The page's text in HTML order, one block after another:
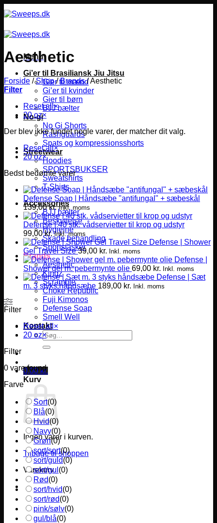
til
Menu
Gi’er til Brasiliansk Jiu Jitsu
Gier til mænd
Gi’er til kvinder
Gier til børn
BJJ bælter
No-gi
No Gi Shorts
Rashguards
Spats og kompressionsshorts
Streetwear
Hoodies
SPORTSBUKSER
Sweatshirts
T-Shirts
Accessories
BJJ bælter
Beskyttelse
Hygiejne
Skade behandling
Sportstasker
Brands
Aesthetic
Kingz
Scramble
Choke Republic
Fuji Kimonos
Defense Soap
Smell Well
Kontakt
Søg
efter:
0,00 kr.
Kurv
Ingen varer i kurven.
Tilbage til shoppen
Varekurv
Aesthetic
Forside / Shop / Brands /Aesthetic
Filter
Reset all×
20 oz×
Der blev ikke fundet nogle varer, der matcher dit valg.
Reset all×
20 oz×
Bedst bedømte varer
Defense Soap | Håndsæbe "antifungal" + sæbeskål
139,00kr. Inkl. moms
Defense | 40 stk. vådservietter til krop og udstyr
99,00kr. Inkl. moms
Defense | Shower
Gel Travel Size 39,00 kr. Inkl. moms
Defense |
Shower gel m. pebermynte olie 69,00 kr. Inkl. moms
Defense | Sæt
m. 3 styks håndsæbe 189,00 kr. Inkl. moms
Filter
Reset all ×
20 oz×
Filter
0 vare found
Farve
Sort(0)
Blå(0)
Hvid(0)
Navy(0)
Grøn(0)
sort/sort(0)
sort/guld(0)
sort/gul (0)
Rød(0)
sort/hvid(0)
sort/rød(0)
pink/sølv(0)
gul/blå(0)